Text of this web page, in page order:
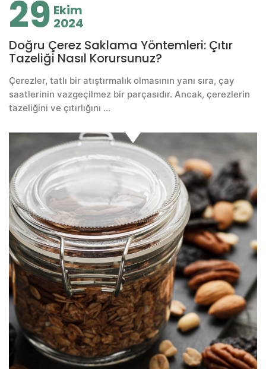
29 Ekim
2024
Doğru Çerez Saklama Yöntemleri: Çıtır
Tazeliği Nasıl Korursunuz?
Çerezler, tatlı bir atıştırmalık olmasının yanı sıra, çay
saatlerinin vazgeçilmez bir parçasıdır. Ancak, çerezlerin
tazeliğini ve çıtırlığını ...